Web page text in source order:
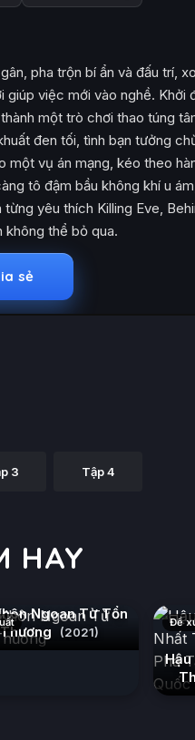
pha trộn bí ẩn và đấu trí,
giúp việc mới vào nghề. Khởi
một trò chơi thao túng
đen tối, tình bạn tưởng
một vụ án mạng, kéo theo
tô đậm bầu không khí u
yêu thích Killing Eve,
không thể bỏ qua.
sẻ
3 Tập 4
HAY
Ngoan Từ Tổn
Thương
(2021)
Đề